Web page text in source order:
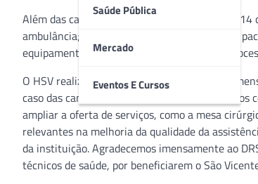
Saúde Pública
Mercado
Eventos E Cursos
Além das camas, serão entregues ao hospital
ambulância; uma mesa cirúrgica elétrica para
equipamento de anestesia eletrônico
O HSV realiza cerca de 24 mil atendimentos
caso das camas e desfibriladores; reduzir
ampliar a oferta de serviços, como a mesa
relevantes na melhoria da qualidade da
da instituição. Agradecemos imensamente ao
técnicos de saúde, por beneficiarem o São